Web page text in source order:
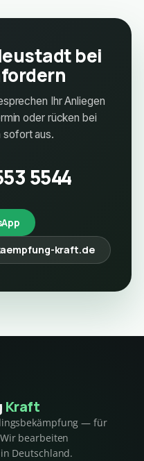
bei
Ihr Anliegen
oder rücken bei
sofort aus.
5544
kraft.de
Kraft
— für
bearbeiten
Deutschland.